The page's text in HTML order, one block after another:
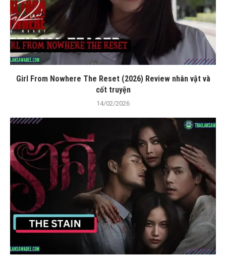
Girl From Nowhere The Reset (2026) Review nhân vật và
cốt truyện
14/02/2026